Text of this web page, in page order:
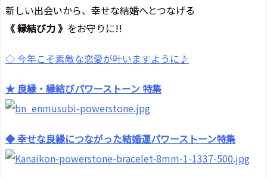
新しい出会いから、幸せな結婚へとつなげる
《 縁結び力 》 をお守りに!!
◇ 今年こそ素敵な恋愛が叶いますように♪
★ 良縁・縁結びパワーストーン 特集
◆ 幸せな良縁につながった結婚運パワーストーン特集